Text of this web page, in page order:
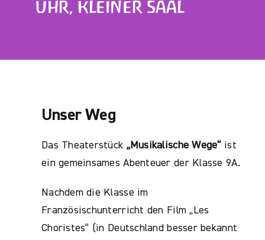
UHR, KLEINER SAAL
Unser Weg
Das Theaterstück „Musikalische Wege“ ist
ein gemeinsames Abenteuer der Klasse 9A.
Nachdem die Klasse im
Französischunterricht den Film „Les
Choristes“ (in Deutschland besser bekannt